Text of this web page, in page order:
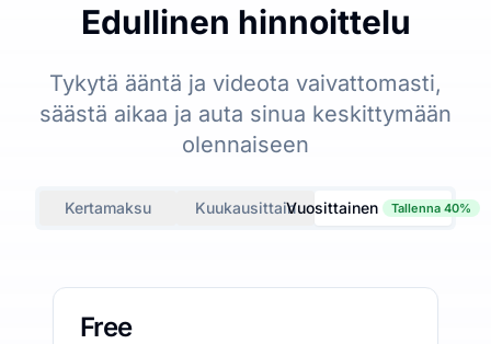
Edullinen hinnoittelu
Tykytä ääntä ja videota vaivattomasti,
säästä aikaa ja auta sinua keskittymään
olennaiseen
Kertamaksu KuukausittainVuosittainen Tallenna 40%
Free